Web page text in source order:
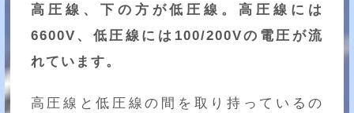
高圧線、下の方が低圧線。高圧線には
6600V、低圧線には100/200Vの電圧が流
れています。
高圧線と低圧線の間を取り持っているの